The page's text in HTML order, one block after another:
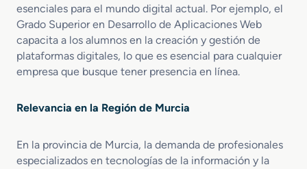
esenciales para el mundo digital actual. Por ejemplo, el
Grado Superior en Desarrollo de Aplicaciones Web
capacita a los alumnos en la creación y gestión de
plataformas digitales, lo que es esencial para cualquier
empresa que busque tener presencia en línea.
Relevancia en la Región de Murcia
En la provincia de Murcia, la demanda de profesionales
especializados en tecnologías de la información y la